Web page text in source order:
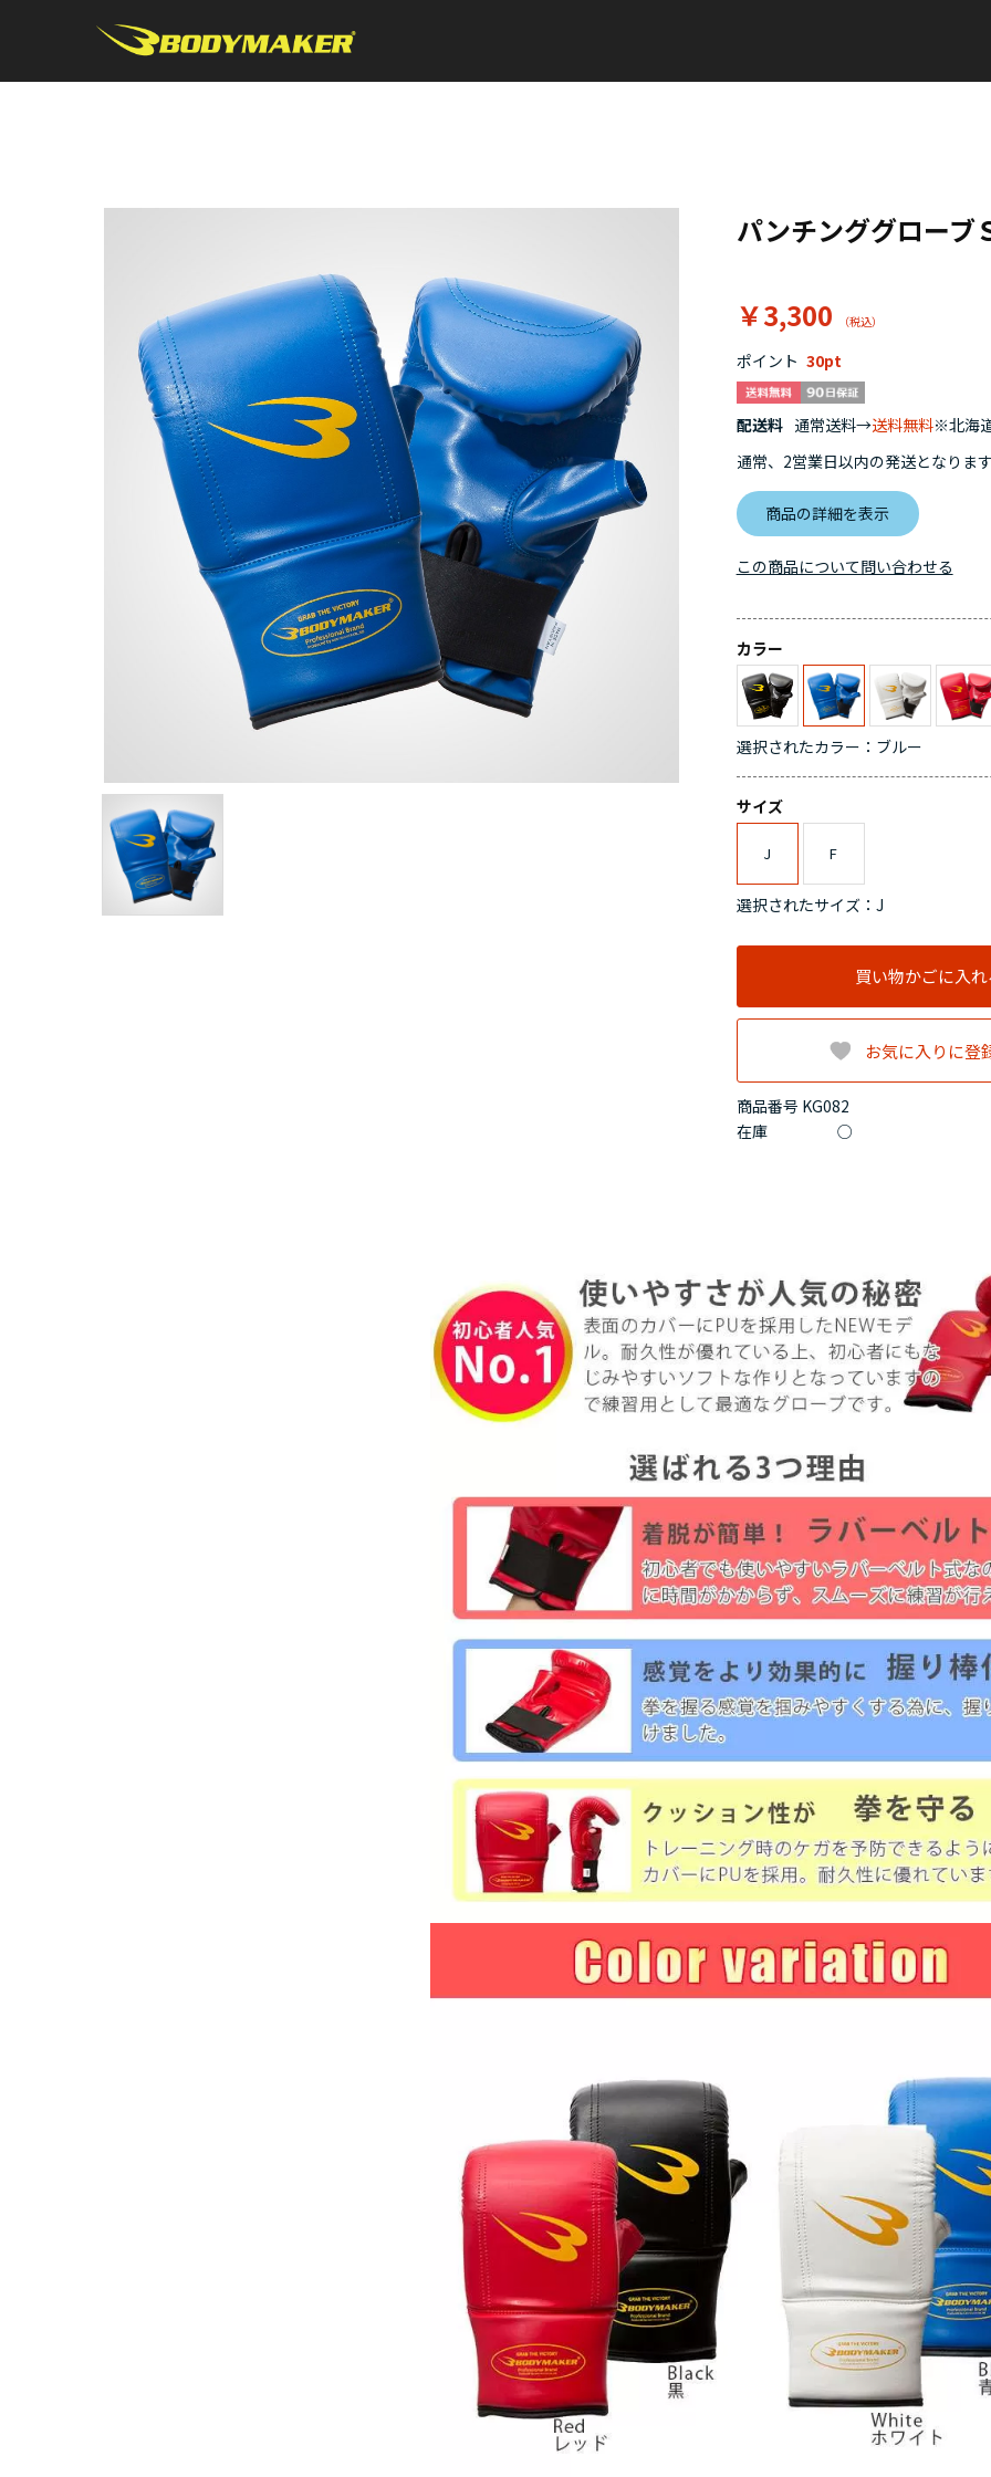
パンチンググローブ
￥3,300
商品番号 KG082
ポイント 30
在庫 ○
配送料 通常送料→送料無料※北海
通常、2営業日以内の発送となりま
商品の詳細を表示
カラー
選択されたカラー：ブルー
サイズ
J F
選択されたサイズ：J
買い物かごに入
お気に入りに登
この商品について問い合わせる